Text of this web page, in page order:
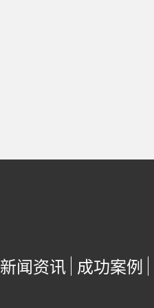
新闻资讯 成功案例